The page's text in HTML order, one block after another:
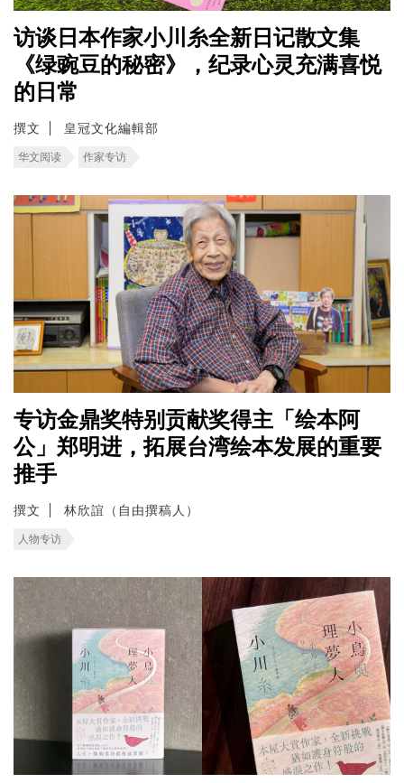
访谈日本作家小川糸全新日记散文集
《绿豌豆的秘密》，纪录心灵充满喜悦
的日常
撰文 皇冠文化編輯部
华文阅读 作家专访
专访金鼎奖特别贡献奖得主「绘本阿
公」郑明进，拓展台湾绘本发展的重要
推手
撰文 林欣誼（自由撰稿人）
人物专访